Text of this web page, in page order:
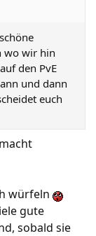
wo wir hin
den PvE
und dann
euch
würfeln
gute
sobald sie